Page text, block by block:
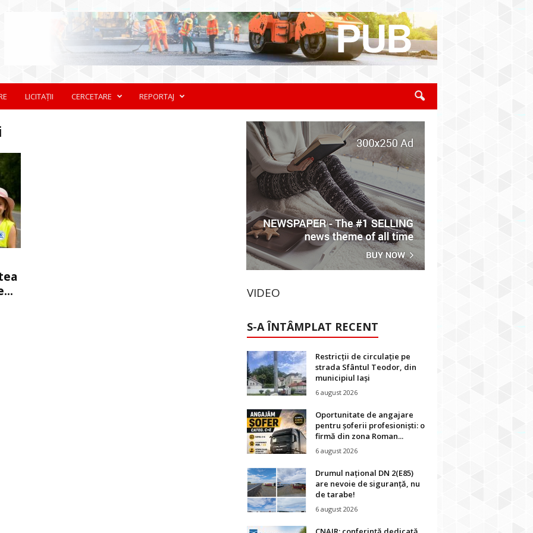
LICITAȚII CERCETARE REPORTAJ
VIDEO
S-A ÎNTÂMPLAT RECENT
Restricții de circulație pe
strada Sfântul Teodor, din
municipiul Iași
6 august 2026
Oportunitate de angajare
pentru șoferii profesioniști: o
firmă din zona Roman...
6 august 2026
Drumul național DN 2(E85)
are nevoie de siguranță, nu
de tarabe!
6 august 2026